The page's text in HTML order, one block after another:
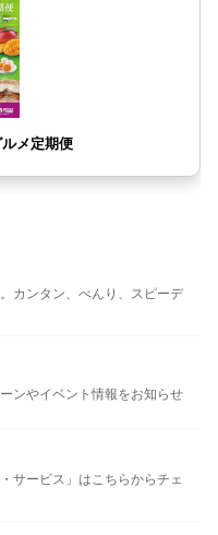
カンタン、べんり、スピーデ
ンやイベント情報をお知らせ
サービス」はこちらからチェ